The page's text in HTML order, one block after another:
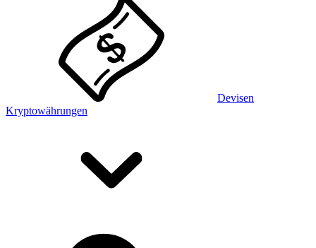
Devisen
Kryptowährungen